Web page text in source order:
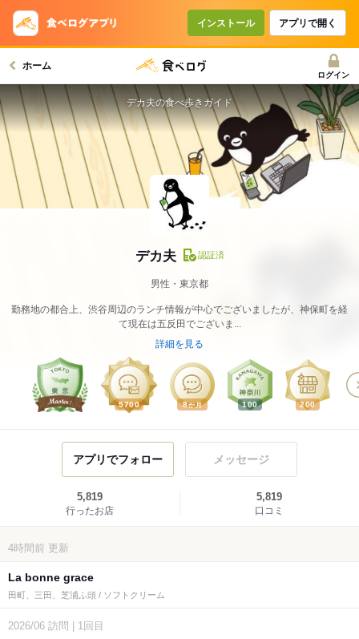
インストール アプリで開く
ホーム
ログイン
デカ夫 認証済
男性・東京都
勤務地の都合上、渋谷周辺のランチ情報が中心でございましたが、神保町を経
て現在は五反田でございま...
詳細を見る
5700 8か月 100 200
デカ夫の食べ歩きガイド
アプリでフォロー メッセージ
5,819
行ったお店
5,819
口コミ
4時間前 更新
La bonne grace
田町、三田、芝浦ふ頭 / ソフトクリーム
2026/06 訪問 1回目